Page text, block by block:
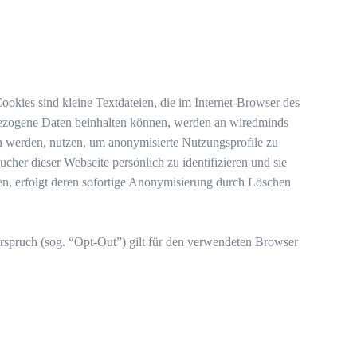
sind kleine Textdateien, die im Internet-Browser des
Daten beinhalten können, werden an wiredminds
nutzen, um anonymisierte Nutzungsprofile zu
dieser Webseite persönlich zu identifizieren und sie
erfolgt deren sofortige Anonymisierung durch Löschen
(sog. “Opt-Out”) gilt für den verwendeten Browser